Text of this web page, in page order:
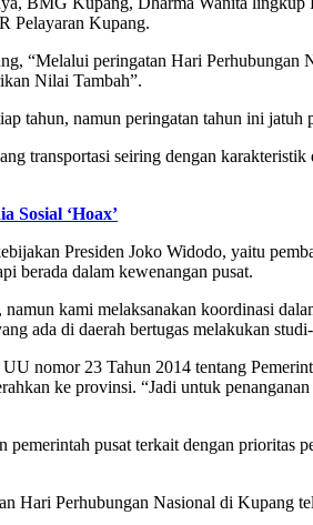
Pelayaran Kupang.
“Melalui peringatan Hari
Nilai Tambah”.
tahun, namun peringatan tahun ini
transportasi seiring dengan
Sosial ‘Hoax’
Presiden Joko Widodo, yaitu
berada dalam kewenangan pusat.
kami melaksanakan koordinasi
ada di daerah bertugas melakukan
nomor 23 Tahun 2014 tentang
ke provinsi. “Jadi untuk
pusat terkait dengan prioritas
Hari Perhubungan Nasional di Kupang